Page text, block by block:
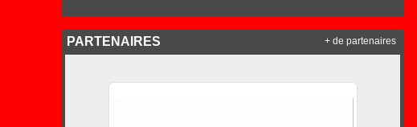
PARTENAIRES + de partenaires